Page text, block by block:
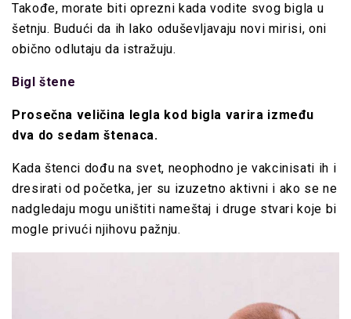
Takođe, morate biti oprezni kada vodite svog bigla u
šetnju. Budući da ih lako oduševljavaju novi mirisi, oni
obično odlutaju da istražuju.
Bigl štene
Prosečna veličina legla kod bigla varira između
dva do sedam štenaca.
Kada štenci dođu na svet, neophodno je vakcinisati ih i
dresirati od početka, jer su izuzetno aktivni i ako se ne
nadgledaju mogu uništiti nameštaj i druge stvari koje bi
mogle privući njihovu pažnju.